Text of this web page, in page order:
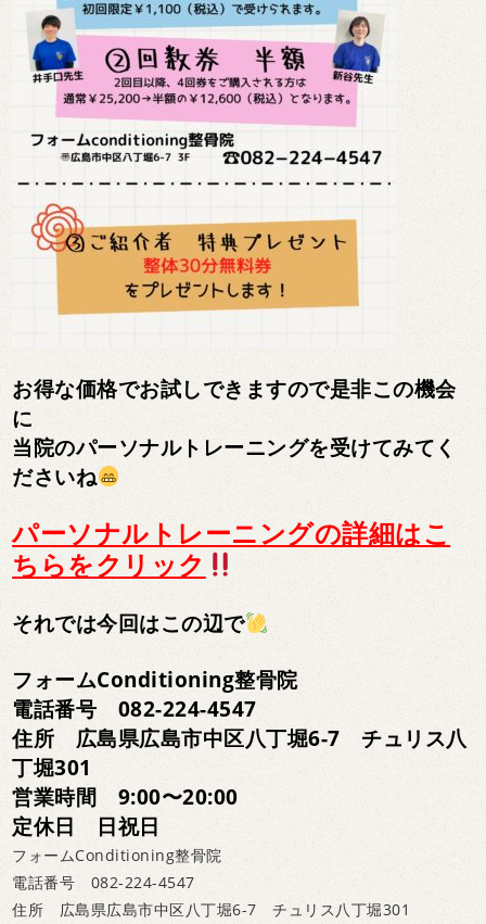
お得な価格でお試しできますので是非この機会
に
当院のパーソナルトレーニングを受けてみてく
ださいね
パーソナルトレーニングの詳細はこ
ちらをクリック
それでは今回はこの辺で
フォームConditioning整骨院
電話番号 082-224-4547
住所 広島県広島市中区八丁堀6-7 チュリス八
丁堀301
営業時間 9:00〜20:00
定休日 日祝日
フォームConditioning整骨院
電話番号 082-224-4547
住所 広島県広島市中区八丁堀6-7 チュリス八丁堀301